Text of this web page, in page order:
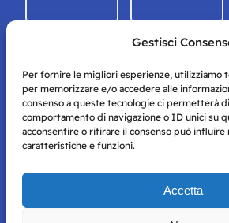
Gestisci
Per fornire le migliori esperienze, utilizziamo
per memorizzare e/o accedere alle
consenso a queste tecnologie ci permetterà
comportamento di navigazione o ID unici su
acconsentire o ritirare il consenso può influire
caratteristiche e funzioni.
Accetta
Storie di Napoli è una testata registrata